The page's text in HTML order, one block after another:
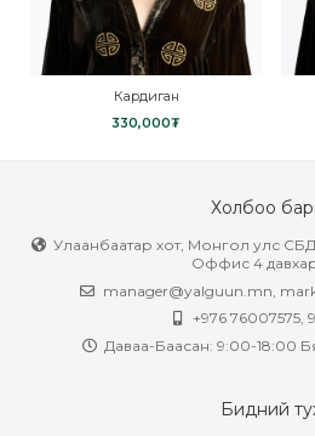
Кардиган
330,000₮
Холбоо
Улаанбаатар хот, Монгол улс
Оффис 4
manager@yalguun.mn
+976 76007575,
Даваа-Баасан: 9:00-18:00
Бидний